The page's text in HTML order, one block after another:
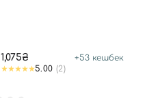
1,075₴ +53 кешбек
5.00 (2)